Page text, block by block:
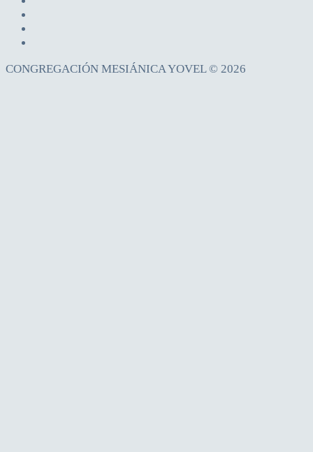
CONGREGACIÓN MESIÁNICA YOVEL © 2026